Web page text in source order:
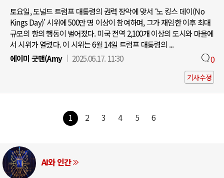
토요일, 도널드 트럼프 대통령의 권력 장악에 맞서 ‘노 킹스 데이(No
Kings Day)’ 시위에 500만 명 이상이 참여하며, 그가 재임한 이후 최대
규모의 항의 행동이 벌어졌다. 미국 전역 2,100개 이상의 도시와 마을에
서 시위가 열렸다. 이 시위는 6월 14일 트럼프 대통령의 ...
에이미 굿맨(Amy
2025.06.17. 11:30 0
기사수정
1 2 3 4 5 6
AI와 인간